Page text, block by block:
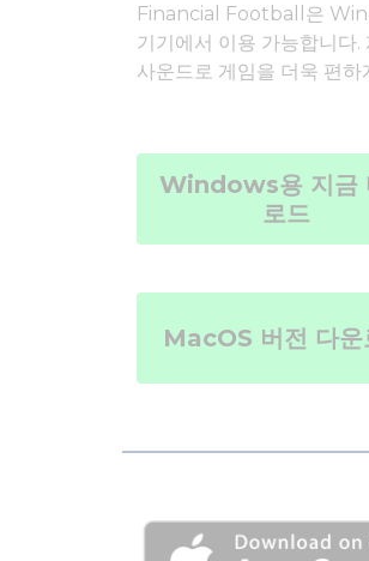
Financial Football은
기기에서 이용 가능합니다
사운드로 게임을 더욱 편하
Windows용 지금
로드
MacOS 버전 다운